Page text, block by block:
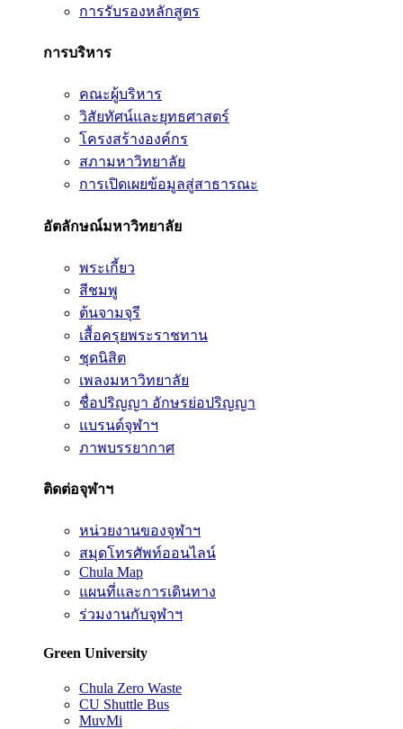
การรับรองหลักสูตร
การบริหาร
คณะผู้บริหาร
วิสัยทัศน์และยุทธศาสตร์
โครงสร้างองค์กร
สภามหาวิทยาลัย
การเปิดเผยข้อมูลสู่สาธารณะ
อัตลักษณ์มหาวิทยาลัย
พระเกี้ยว
สีชมพู
ต้นจามจุรี
เสื้อครุยพระราชทาน
ชุดนิสิต
เพลงมหาวิทยาลัย
ชื่อปริญญา อักษรย่อปริญญา
แบรนด์จุฬาฯ
ภาพบรรยากาศ
ติดต่อจุฬาฯ
หน่วยงานของจุฬาฯ
สมุดโทรศัพท์ออนไลน์
Chula Map
แผนที่และการเดินทาง
ร่วมงานกับจุฬาฯ
Green University
Chula Zero Waste
CU Shuttle Bus
MuvMi